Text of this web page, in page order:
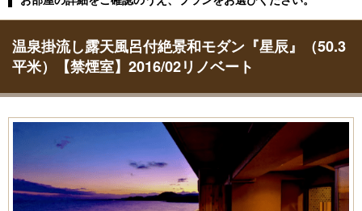
温泉掛流し露天風呂付絶景和モダン『星辰』（50.3
平米）【禁煙室】2016/02リノベート